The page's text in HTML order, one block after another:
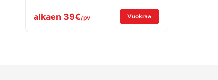
alkaen 39€/pv Vuokraa